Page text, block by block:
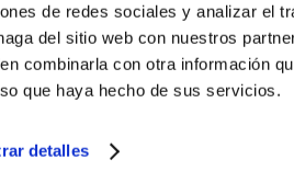
de redes sociales y analizar el
del sitio web con nuestros
combinarla con otra información
que haya hecho de sus servicios.
detalles